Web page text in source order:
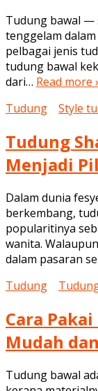
Tudung bawal —
tenggelam
pelbagai jenis
tudung bawal
dari… Read more
Tudung
Style
Tudung
Menjadi
Dalam dunia
berkembang,
popularitinya
wanita.
dalam pasaran
Tudung
Cara
Mudah
Tudung bawal